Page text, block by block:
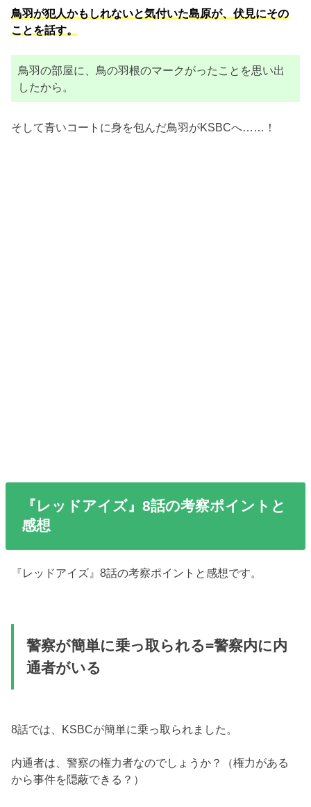
鳥羽が犯人かもしれないと気付いた島原が、伏見にその
ことを話す。
鳥羽の部屋に、鳥の羽根のマークがったことを思い出
したから。
そして青いコートに身を包んだ鳥羽がKSBCへ……！
『レッドアイズ』8話の考察ポイントと
感想
『レッドアイズ』8話の考察ポイントと感想です。
警察が簡単に乗っ取られる=警察内に内
通者がいる
8話では、KSBCが簡単に乗っ取られました。
内通者は、警察の権力者なのでしょうか？（権力がある
から事件を隠蔽できる？）